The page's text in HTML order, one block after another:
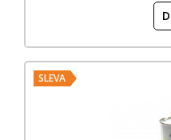
SLEVA